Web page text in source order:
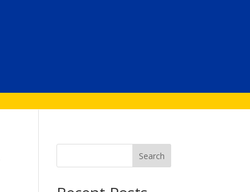
Search